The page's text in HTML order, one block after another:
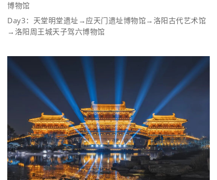
博物馆
Day3：天堂明堂遗址→应天门遗址博物馆→洛阳古代艺术馆
→洛阳周王城天子驾六博物馆